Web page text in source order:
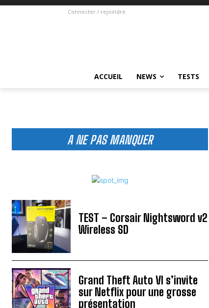
Connecter / rejoindre
ACCUEIL NEWS TESTS
A NE PAS MANQUER
TEST – Corsair Nightsword v2
Wireless SD
Grand Theft Auto VI s’invite
sur Netflix pour une grosse
présentation